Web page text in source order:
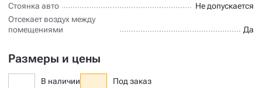
Стоянка авто
Не допускается
Отсекает воздух между
помещениями
Да
Размеры и цены
В наличии Под заказ